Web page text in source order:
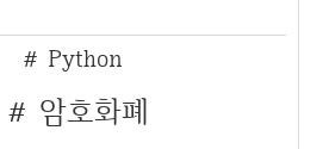
Python
암호화폐